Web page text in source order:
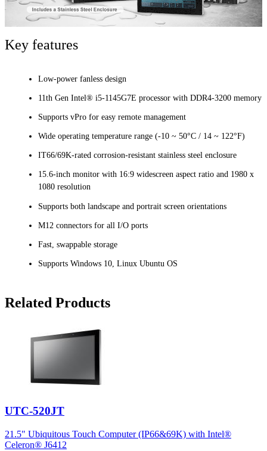
Key features
Low-power fanless design
11th Gen Intel® i5-1145G7E processor with DDR4-3200 memory
Supports vPro for easy remote management
Wide operating temperature range (-10 ~ 50°C / 14 ~ 122°F)
IT66/69K-rated corrosion-resistant stainless steel enclosure
15.6-inch monitor with 16:9 widescreen aspect ratio and 1980 x
1080 resolution
Supports both landscape and portrait screen orientations
M12 connectors for all I/O ports
Fast, swappable storage
Supports Windows 10, Linux Ubuntu OS
Related Products
UTC-520JT
21.5" Ubiquitous Touch Computer (IP66&69K) with Intel®
Celeron® J6412